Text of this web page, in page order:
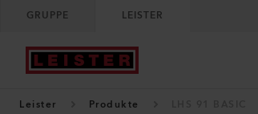
GRUPPE LEISTER
Leister Produkte